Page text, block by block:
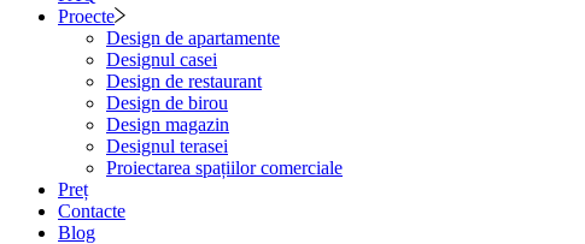
Proecte
Design de apartamente
Designul casei
Design de restaurant
Design de birou
Design magazin
Designul terasei
Proiectarea spațiilor comerciale
Preț
Contacte
Blog